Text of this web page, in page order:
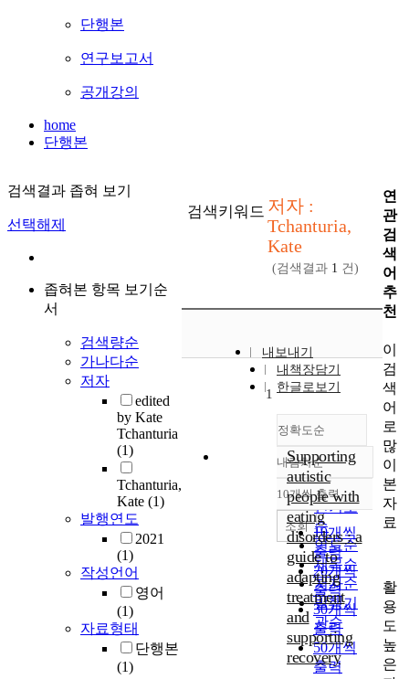
단행본
연구보고서
공개강의
home
단행본
검색결과 좁혀 보기
선택해제
좁혀본 항목 보기순
서
검색량순
가나다순
저자
edited
by Kate
Tchanturia
(1)
Tchanturia,
Kate (1)
발행연도
2021
(1)
작성언어
영어
(1)
자료형태
단행본
(1)
검색키워드 저자 :
Tchanturia,
Kate
(검색결과 1 건)
내보내기
내책장담기
한글로보기
정확도순
정확도
순
인기도
순
연도순
제목순
저자순
발행기
관순
내림차순
내림차순
10개씩 출력
10개씩
출력
20개씩
출력
30개씩
출력
50개씩
출력
조회
1
Supporting
autistic
people with
eating
disorders : a
guide to
adapting
treatment
and
supporting
recovery
연
관
검
색
어
추
천
이
검
색
어
로
많
이
본
자
료
활
용
도
높
은